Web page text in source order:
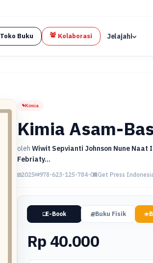
Toko Buku Kolaborasi Jelajahi
Kimia
Kimia Asam-
oleh Wiwit Sepvianti Johnson Nune Naat
Febriaty...
2025 978-623-125-784-0 Get Press
E-Book Buku Fisik
Rp 40.000